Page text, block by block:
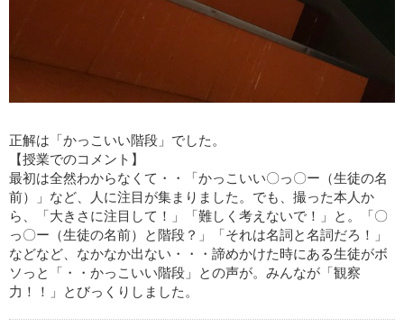
正解は「かっこいい階段」でした。
【授業でのコメント】
最初は全然わからなくて・・「かっこいい〇っ〇ー（生徒の名
前）」など、人に注目が集まりました。でも、撮った本人か
ら、「大きさに注目して！」「難しく考えないで！」と。「〇
っ〇ー（生徒の名前）と階段？」「それは名詞と名詞だろ！」
などなど、なかなか出ない・・・諦めかけた時にある生徒がボ
ソっと「・・かっこいい階段」との声が。みんなが「観察
力！！」とびっくりしました。